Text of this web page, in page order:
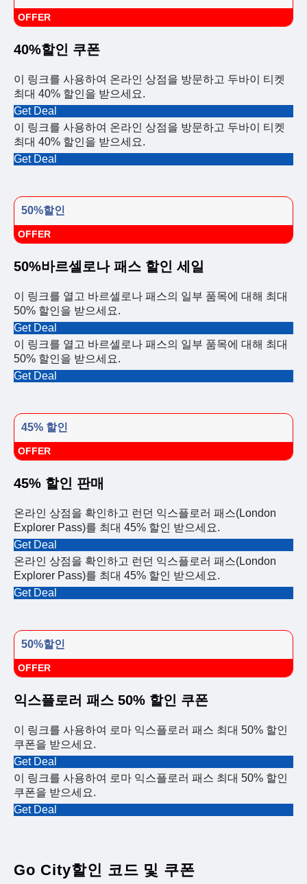
OFFER
40%할인 쿠폰
이 링크를 사용하여 온라인 상점을 방문하고 두바이 티켓
최대 40% 할인을 받으세요.
Get Deal
이 링크를 사용하여 온라인 상점을 방문하고 두바이 티켓
최대 40% 할인을 받으세요.
Get Deal
50%할인
OFFER
50%바르셀로나 패스 할인 세일
이 링크를 열고 바르셀로나 패스의 일부 품목에 대해 최대
50% 할인을 받으세요.
Get Deal
이 링크를 열고 바르셀로나 패스의 일부 품목에 대해 최대
50% 할인을 받으세요.
Get Deal
45% 할인
OFFER
45% 할인 판매
온라인 상점을 확인하고 런던 익스플로러 패스(London
Explorer Pass)를 최대 45% 할인 받으세요.
Get Deal
온라인 상점을 확인하고 런던 익스플로러 패스(London
Explorer Pass)를 최대 45% 할인 받으세요.
Get Deal
50%할인
OFFER
익스플로러 패스 50% 할인 쿠폰
이 링크를 사용하여 로마 익스플로러 패스 최대 50% 할인
쿠폰을 받으세요.
Get Deal
이 링크를 사용하여 로마 익스플로러 패스 최대 50% 할인
쿠폰을 받으세요.
Get Deal
Go City할인 코드 및 쿠폰